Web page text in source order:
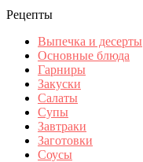
Рецепты
Выпечка и десерты
Основные блюда
Гарниры
Закуски
Салаты
Супы
Завтраки
Заготовки
Соусы